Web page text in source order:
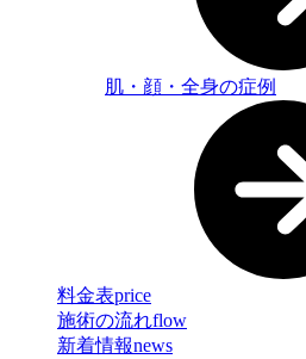
肌・顔・全身の症例
料金表price
施術の流れflow
新着情報news